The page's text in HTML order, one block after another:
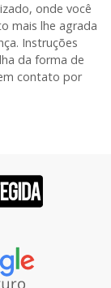
onde você
mais lhe agrada
Instruções
da forma de
contato por